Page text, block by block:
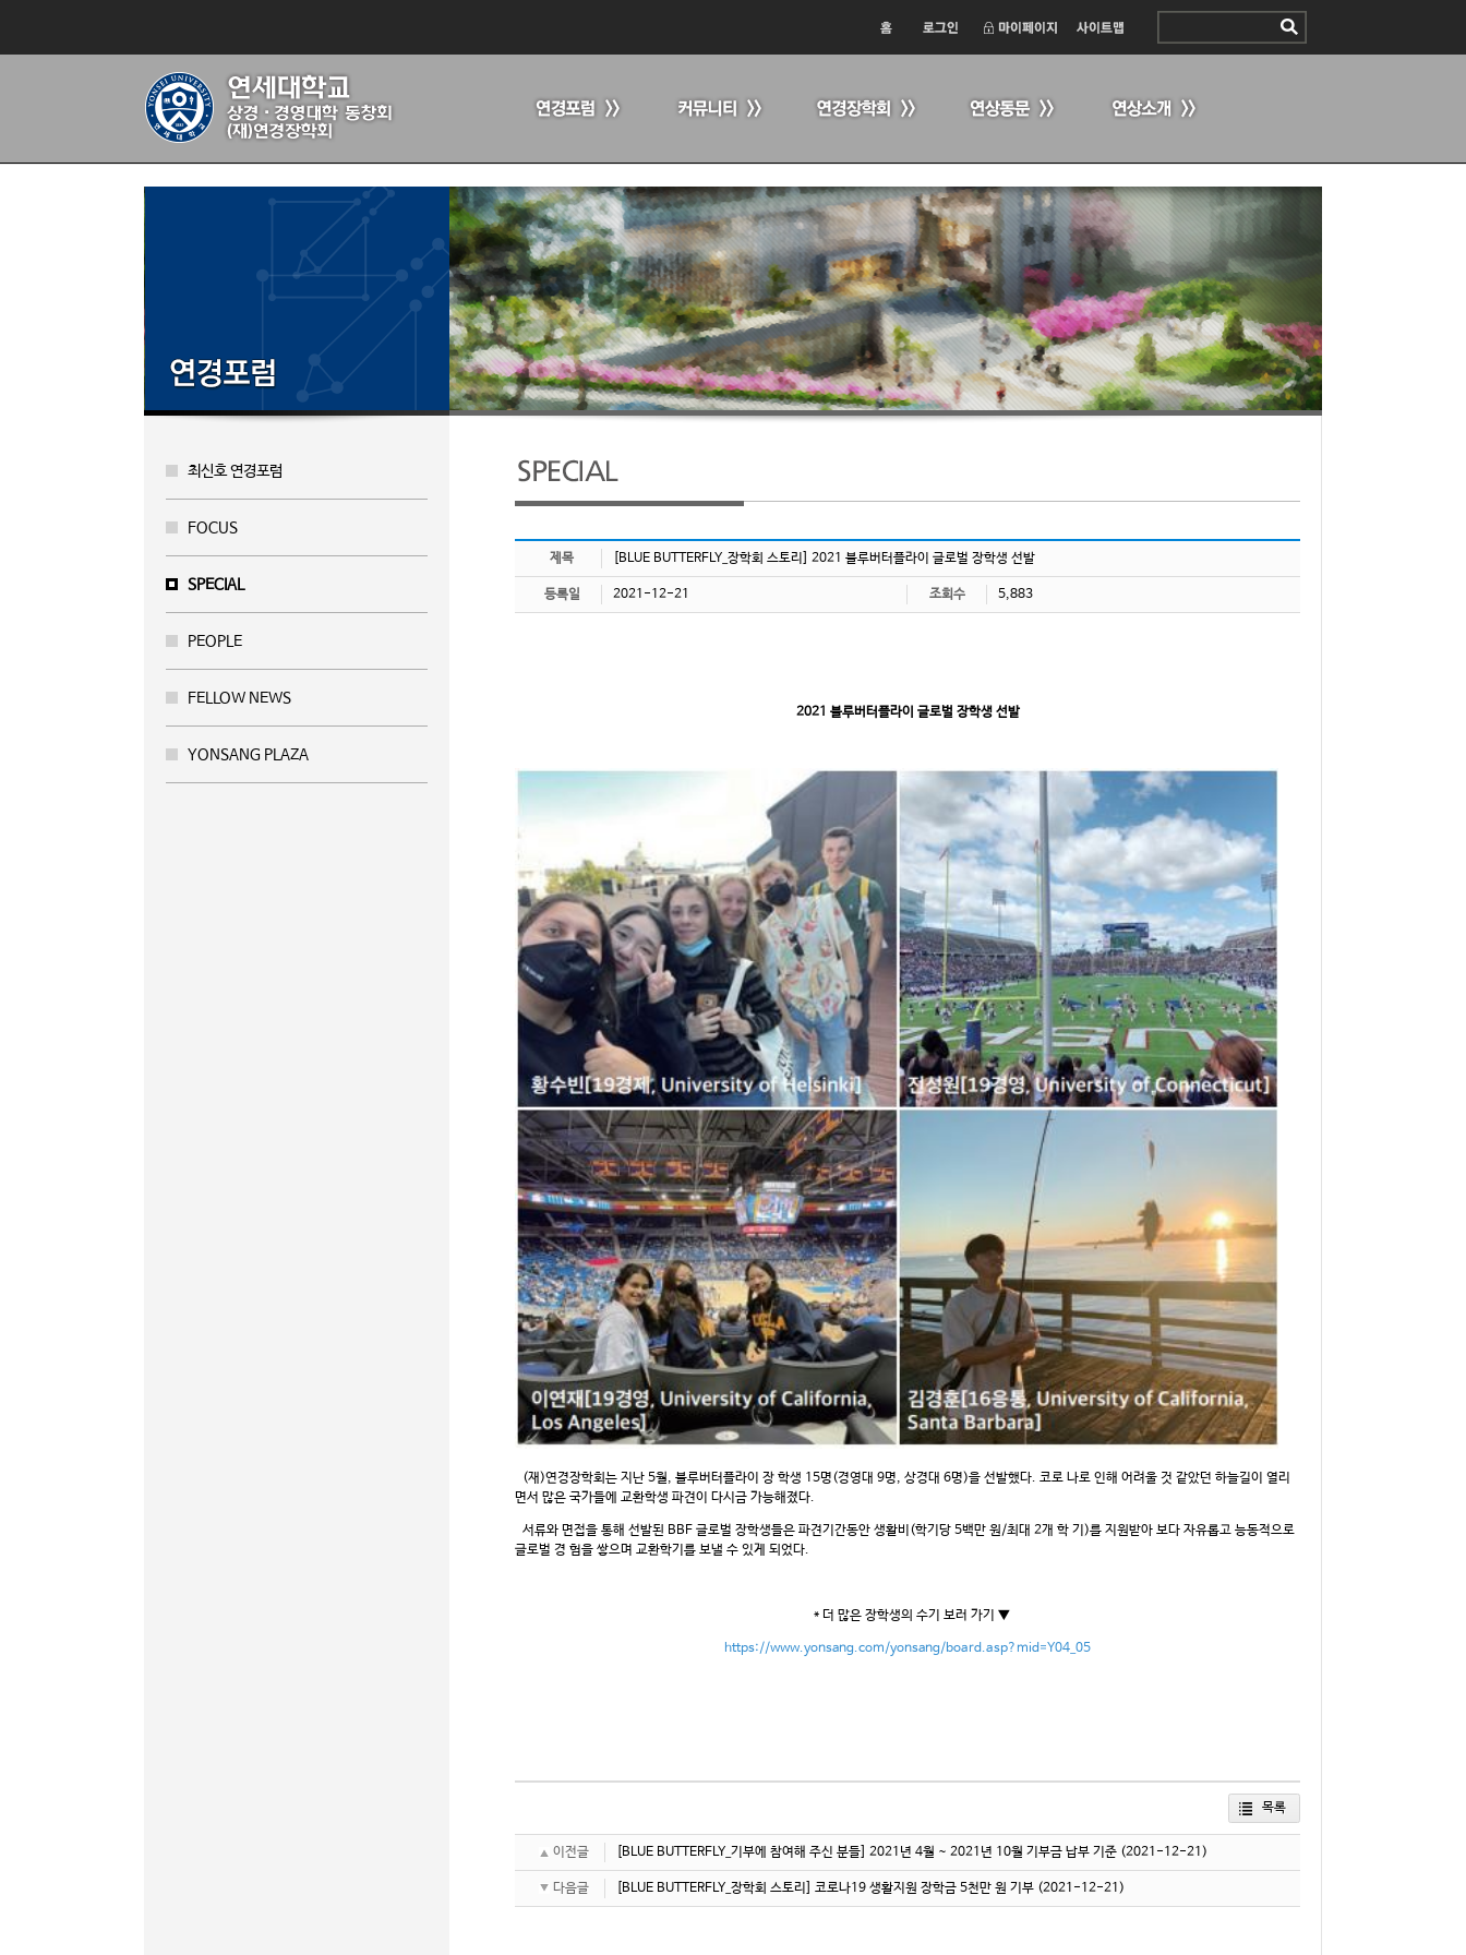
최신호 연경포럼
FOCUS
SPECIAL
PEOPLE
FELLOW NEWS
YONSANG PLAZA
제목 [BLUE BUTTERFLY_장학회 스토리] 2021 블루버터플라이 글로벌 장학생 선발
등록일 2021-12-21 조회수 5,883
2021 블루버터플라이 글로벌 장학생 선발
(재)연경장학회는 지난 5월, 블루버터플라이 장 학생 15명(경영대 9명, 상경대 6명)을 선발했다. 코로 나로 인해 어려울 것 같았던 하늘길이 열리
면서 많은 국가들에 교환학생 파견이 다시금 가능해졌다.
서류와 면접을 통해 선발된 BBF 글로벌 장학생들은 파견기간동안 생활비(학기당 5백만 원/최대 2개 학 기)를 지원받아 보다 자유롭고 능동적으로
글로벌 경 험을 쌓으며 교환학기를 보낼 수 있게 되었다.
* 더 많은 장학생의 수기 보러 가기 ▼
https://www.yonsang.com/yonsang/board.asp?mid=Y04_05
목록
이전글 [BLUE BUTTERFLY_기부에 참여해 주신 분들] 2021년 4월 ~ 2021년 10월 기부금 납부 기준 (2021-12-21)
다음글 [BLUE BUTTERFLY_장학회 스토리] 코로나19 생활지원 장학금 5천만 원 기부 (2021-12-21)